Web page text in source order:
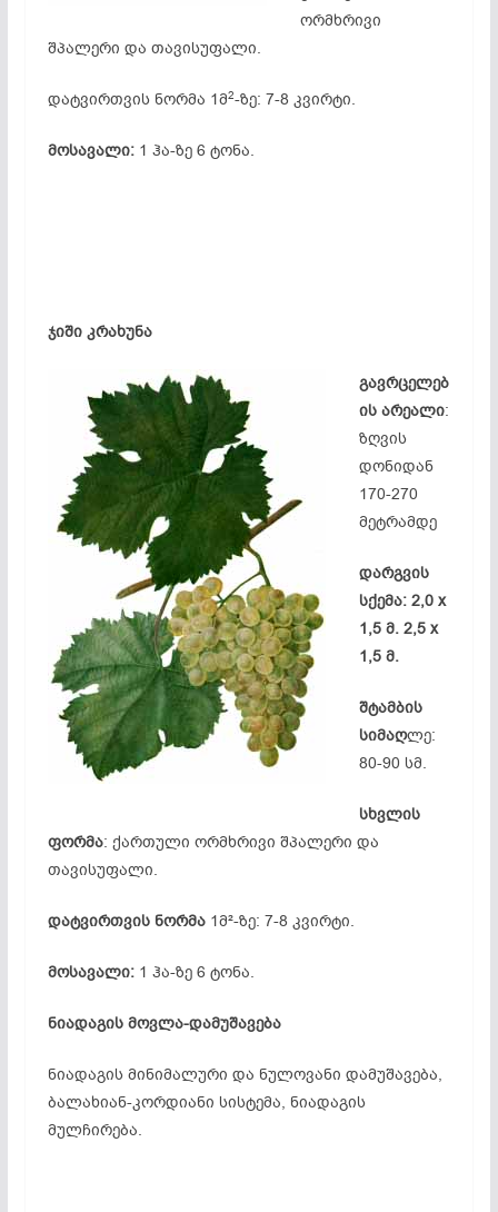
ორმხრივი
შპალერი და თავისუფალი.
დატვირთვის ნორმა 1მ2-ზე: 7-8 კვირტი.
მოსავალი:1 ჰა-ზე 6 ტონა.
ჯიში კრახუნა
გავრცელებ
ის არეალი:
ზღვის
დონიდან
170-270
მეტრამდე
დარგვის
სქემა: 2,0 x
1,5 მ. 2,5 x
1,5 მ.
შტამბის
სიმაღლე:
80-90 სმ.
სხვლის
ფორმა: ქართული ორმხრივი შპალერი და
თავისუფალი.
დატვირთვის ნორმა1მ²-ზე: 7-8 კვირტი.
მოსავალი:1 ჰა-ზე 6 ტონა.
ნიადაგის მოვლა-დამუშავება
ნიადაგის მინიმალური და ნულოვანი დამუშავება,
ბალახიან-კორდიანი სისტემა, ნიადაგის
მულჩირება.